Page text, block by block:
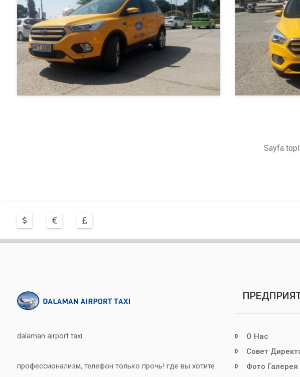
Sayfa
dalaman airport taxi
профессионализм, телефон только прочь! где вы хотите
О Нас
Совет
Фото Галерея